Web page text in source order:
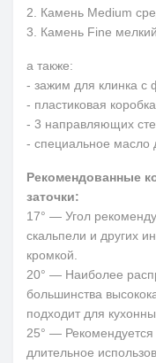
2. Камень Medium
3. Камень Fine
а также:
- зажим для клинка с
- пластиковая коробка
- 3 направляющих
- специальное масло
Рекомендованные
заточки:
17° — Угол
скальпели и других
кромкой.
20° — Наиболее
большинства
подходит для
25° —
длительное